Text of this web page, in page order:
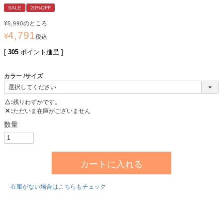
SALE 20%OFF
¥5,990のところ
¥4,791税込
[ 305 ポイント進呈 ]
カラー サイズ
△ 残りわずかです。
✕ ただいま在庫がございません
カートに入れる
在庫がない場合はこちらもチェック